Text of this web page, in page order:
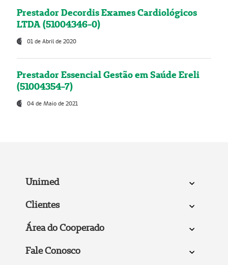
Prestador Decordis Exames Cardiológicos
LTDA (51004346-0)
01 de Abril de 2020
Prestador Essencial Gestão em Saúde Ereli
(51004354-7)
04 de Maio de 2021
Unimed
Clientes
Área do Cooperado
Fale Conosco